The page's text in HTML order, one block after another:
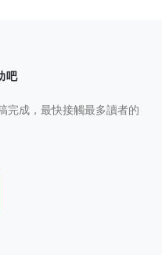
吧
完成，最快接觸最多讀者的